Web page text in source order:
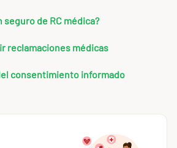
seguro de RC médica?
reclamaciones médicas
consentimiento informado